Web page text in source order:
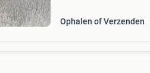
Ophalen of Verzenden